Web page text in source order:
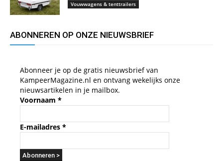
Vouwwagens & tenttrailers
ABONNEREN OP ONZE NIEUWSBRIEF
Abonneer je op de gratis nieuwsbrief van
KampeerMagazine.nl en ontvang wekelijks onze
nieuwsartikelen in je mailbox.
Voornaam *
E-mailadres *